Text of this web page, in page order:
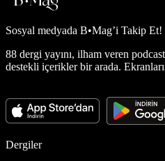
Sosyal medyada B•Mag’i Takip Et!
88 dergi yayını, ilham veren
destekli içerikler bir arada.
Dergiler